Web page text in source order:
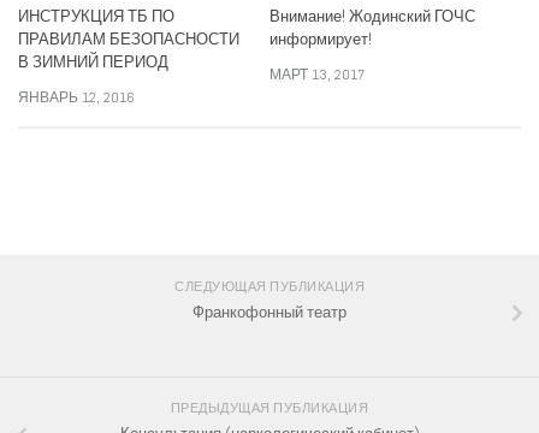
ИНСТРУКЦИЯ ТБ ПО
ПРАВИЛАМ БЕЗОПАСНОСТИ
В ЗИМНИЙ ПЕРИОД
ЯНВАРЬ 12, 2016
Внимание! Жодинский ГОЧС
информирует!
МАРТ 13, 2017
СЛЕДУЮЩАЯ ПУБЛИКАЦИЯ
Франкофонный театр
ПРЕДЫДУЩАЯ ПУБЛИКАЦИЯ